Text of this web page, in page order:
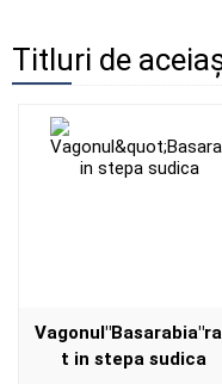
Titluri de
t in stepa sudica